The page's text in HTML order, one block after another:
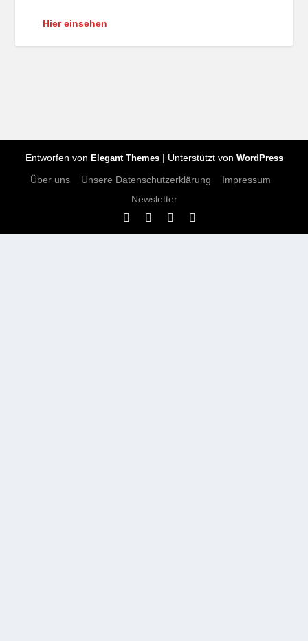
Hier einsehen
Entworfen von Elegant Themes| Unterstützt von WordPress
Über uns Unsere Datenschutzerklärung
Impressum
Newsletter